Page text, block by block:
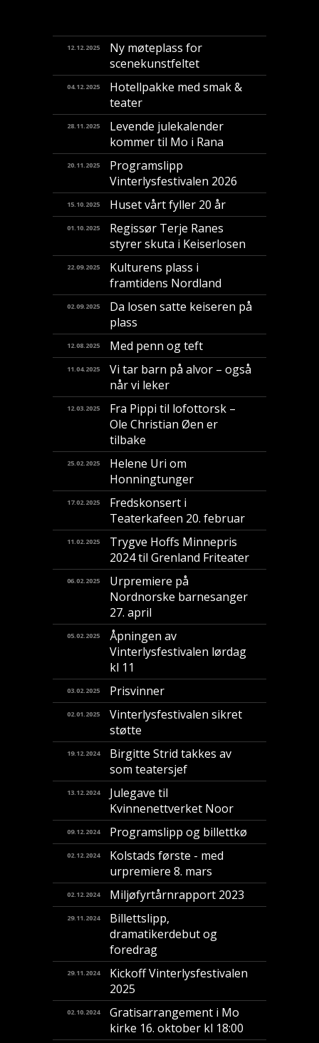
12.12.2025
Ny møteplass for
scenekunstfeltet
04.12.2025
Hotellpakke med smak &
teater
28.11.2025
Levende julekalender
kommer til Mo i Rana
20.11.2025
Programslipp
Vinterlysfestivalen 2026
15.10.2025 Huset vårt fyller 20 år
01.10.2025
Regissør Terje Ranes
styrer skuta i Keiserlosen
22.09.2025
Kulturens plass i
framtidens Nordland
02.09.2025
Da losen satte keiseren på
plass
12.08.2025 Med penn og teft
11.04.2025
Vi tar barn på alvor – også
når vi leker
12.03.2025
Fra Pippi til lofottorsk –
Ole Christian Øen er
tilbake
25.02.2025
Helene Uri om
Honningtunger
17.02.2025
Fredskonsert i
Teaterkafeen 20. februar
11.02.2025
Trygve Hoffs Minnepris
2024 til Grenland Friteater
06.02.2025
Urpremiere på
Nordnorske barnesanger
27. april
05.02.2025
Åpningen av
Vinterlysfestivalen lørdag
kl 11
03.02.2025 Prisvinner
02.01.2025
Vinterlysfestivalen sikret
støtte
19.12.2024
Birgitte Strid takkes av
som teatersjef
13.12.2024
Julegave til
Kvinnenettverket Noor
09.12.2024 Programslipp og billettkø
02.12.2024
Kolstads første - med
urpremiere 8. mars
02.12.2024 Miljøfyrtårnrapport 2023
29.11.2024
Billettslipp,
dramatikerdebut og
foredrag
29.11.2024
Kickoff Vinterlysfestivalen
2025
02.10.2024
Gratisarrangement i Mo
kirke 16. oktober kl 18:00